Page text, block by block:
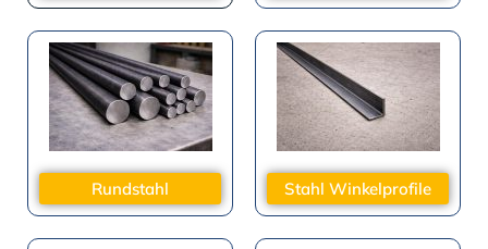
Rundstahl Stahl Winkelprofile